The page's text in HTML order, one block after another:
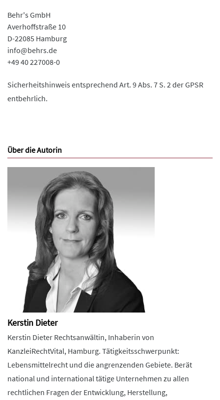
Behr's GmbH
Averhoffstraße 10
D-22085 Hamburg
info@behrs.de
+49 40 227008-0
Sicherheitshinweis entsprechend Art. 9 Abs. 7 S. 2 der GPSR
entbehrlich.
Über die Autorin
Kerstin Dieter
Kerstin Dieter Rechtsanwältin, Inhaberin von
KanzleiRechtVital, Hamburg. Tätigkeitsschwerpunkt:
Lebensmittelrecht und die angrenzenden Gebiete. Berät
national und international tätige Unternehmen zu allen
rechtlichen Fragen der Entwicklung, Herstellung,